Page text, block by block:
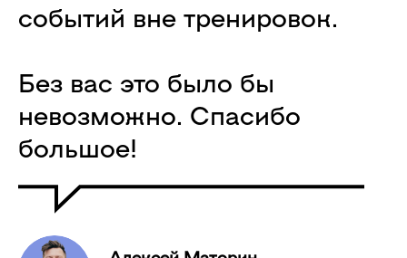
событий вне тренировок.
Без вас это было бы
невозможно. Спасибо
большое!